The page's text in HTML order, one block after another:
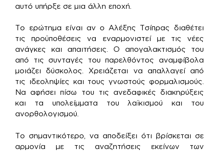
αυτό υπήρξε σε μια άλλη εποχή.
Το ερώτημα είναι αν ο Αλέξης Τσίπρας διαθέτει
τις προϋποθέσεις να εναρμονιστεί με τις νέες
ανάγκες και απαιτήσεις. Ο απογαλακτισμός του
από τις συνταγές του παρελθόντος αναμφίβολα
μοιάζει δύσκολος. Χρειάζεται να απαλλαγεί από
τις ιδεοληψίες και τους γνωστούς φορμαλισμούς.
Να αφήσει πίσω του τις ανεδαφικές διακηρύξεις
και τα υπολείμματα του λαϊκισμού και του
ανορθολογισμού.
Το σημαντικότερο, να αποδείξει ότι βρίσκεται σε
αρμονία με τις αναζητήσεις εκείνων των